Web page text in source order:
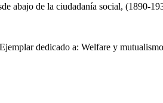
abajo de la ciudadanía social, (1890-
dedicado a: Welfare y